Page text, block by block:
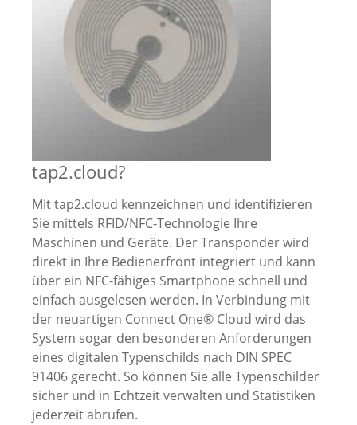
tap2.cloud?
Mit tap2.cloud kennzeichnen und identifizieren
Sie mittels RFID/NFC-Technologie Ihre
Maschinen und Geräte. Der Transponder wird
direkt in Ihre Bedienerfront integriert und kann
über ein NFC-fähiges Smartphone schnell und
einfach ausgelesen werden. In Verbindung mit
der neuartigen Connect One® Cloud wird das
System sogar den besonderen Anforderungen
eines digitalen Typenschilds nach DIN SPEC
91406 gerecht. So können Sie alle Typenschilder
sicher und in Echtzeit verwalten und Statistiken
jederzeit abrufen.